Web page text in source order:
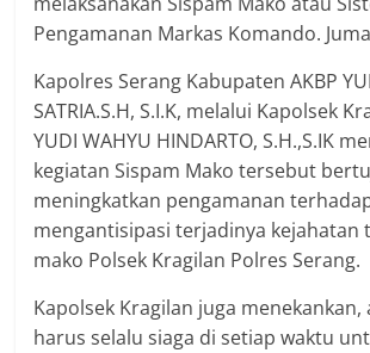
Pengamanan Markas Komando.
Kapolres Serang Kabupaten AKBP
SATRIA.S.H, S.I.K, melalui Kapolsek
YUDI WAHYU HINDARTO, S.H.,S.IK
kegiatan Sispam Mako tersebut
meningkatkan pengamanan
mengantisipasi terjadinya kejahatan
mako Polsek Kragilan Polres Serang.
Kapolsek Kragilan juga
harus selalu siaga di setiap waktu